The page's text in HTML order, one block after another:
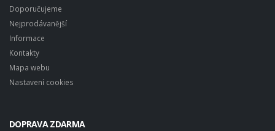
Doporučujeme
Nejprodávanější
Informace
Kontakty
Mapa webu
Nastavení cookies
DOPRAVA ZDARMA